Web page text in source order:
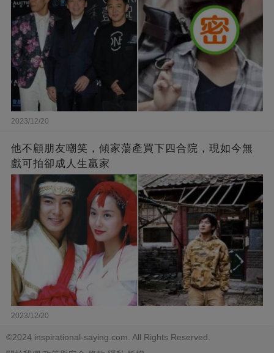
2023/12/20
他不顧朋友嘲笑，傾家蕩產買下四合院，現如今無
戲可拍卻成人生贏家
2023/12/20
©2024 inspirational-saying.com. All Rights Reserved.